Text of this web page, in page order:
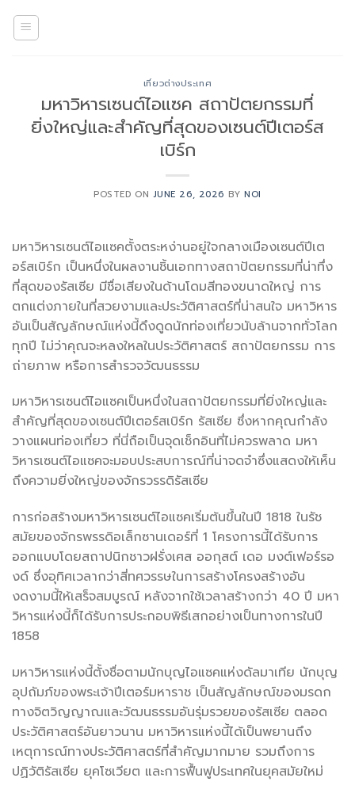
เที่ยวต่างประเทศ
มหาวิหารเซนต์ไอแซค สถาปัตยกรรมที่
ยิ่งใหญ่และสำคัญที่สุดของเซนต์ปีเตอร์ส
เบิร์ก
POSTED ON JUNE 26, 2026 BYNOI
มหาวิหารเซนต์ไอแซคตั้งตระหง่านอยู่ใจกลางเมืองเซนต์ปีเต
อร์สเบิร์ก เป็นหนึ่งในผลงานชิ้นเอกทางสถาปัตยกรรมที่น่าทึ่ง
ที่สุดของรัสเซีย มีชื่อเสียงในด้านโดมสีทองขนาดใหญ่ การ
ตกแต่งภายในที่สวยงามและประวัติศาสตร์ที่น่าสนใจ มหาวิหาร
อันเป็นสัญลักษณ์แห่งนี้ดึงดูดนักท่องเที่ยวนับล้านจากทั่วโลก
ทุกปี ไม่ว่าคุณจะหลงใหลในประวัติศาสตร์ สถาปัตยกรรม การ
ถ่ายภาพ หรือการสำรวจวัฒนธรรม
มหาวิหารเซนต์ไอแซคเป็นหนึ่งในสถาปัตยกรรมที่ยิ่งใหญ่และ
สำคัญที่สุดของเซนต์ปีเตอร์สเบิร์ก รัสเซีย ซึ่งหากคุณกำลัง
วางแผนท่องเที่ยว ที่นี่ถือเป็นจุดเช็กอินที่ไม่ควรพลาด มหา
วิหารเซนต์ไอแซคจะมอบประสบการณ์ที่น่าจดจำซึ่งแสดงให้เห็น
ถึงความยิ่งใหญ่ของจักรวรรดิรัสเซีย
การก่อสร้างมหาวิหารเซนต์ไอแซคเริ่มต้นขึ้นในปี 1818 ในรัช
สมัยของจักรพรรดิอเล็กซานเดอร์ที่ 1 โครงการนี้ได้รับการ
ออกแบบโดยสถาปนิกชาวฝรั่งเศส ออกุสต์ เดอ มงต์เฟอร์รอ
งด์ ซึ่งอุทิศเวลากว่าสี่ทศวรรษในการสร้างโครงสร้างอัน
งดงามนี้ให้เสร็จสมบูรณ์ หลังจากใช้เวลาสร้างกว่า 40 ปี มหา
วิหารแห่งนี้ก็ได้รับการประกอบพิธีเสกอย่างเป็นทางการในปี
1858
มหาวิหารแห่งนี้ตั้งชื่อตามนักบุญไอแซคแห่งดัลมาเทีย นักบุญ
อุปถัมภ์ของพระเจ้าปีเตอร์มหาราช เป็นสัญลักษณ์ของมรดก
ทางจิตวิญญาณและวัฒนธรรมอันรุ่มรวยของรัสเซีย ตลอด
ประวัติศาสตร์อันยาวนาน มหาวิหารแห่งนี้ได้เป็นพยานถึง
เหตุการณ์ทางประวัติศาสตร์ที่สำคัญมากมาย รวมถึงการ
ปฏิวัติรัสเซีย ยุคโซเวียต และการฟื้นฟูประเทศในยุคสมัยใหม่